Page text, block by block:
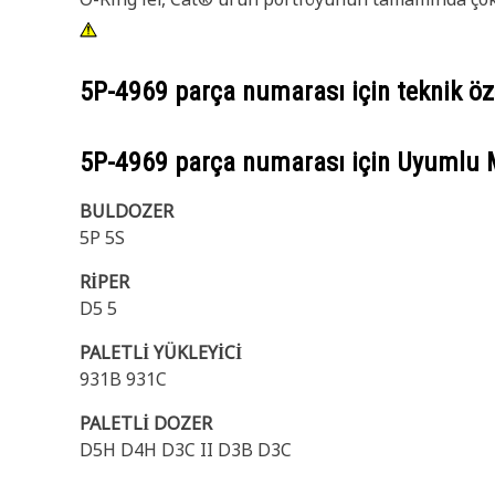
5P-4969 parça numarası için teknik
5P-4969 parça numarası için Uyumlu
BULDOZER
5P 5S
RİPER
D5 5
PALETLİ YÜKLEYİCİ
931B 931C
PALETLİ DOZER
D5H D4H D3C II D3B D3C